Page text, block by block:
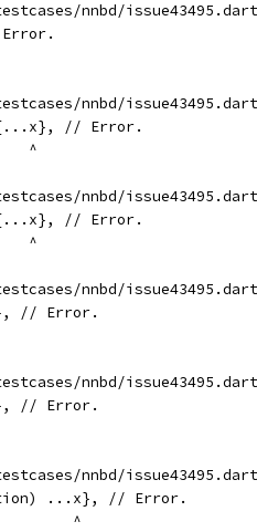
nnbd/
nnbd/
// Error.
^
nnbd/
// Error.
^
nnbd/
// Error.
nnbd/
// Error.
nnbd/
...x}, // Error.
^